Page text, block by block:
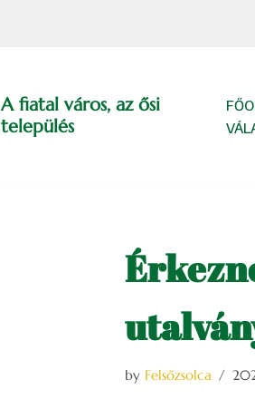
A fiatal város, az ősi
település
by Felsőzsolca